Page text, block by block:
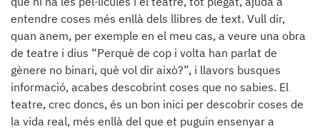
entendre coses més enllà dels llibres de text. Vull dir,
quan anem, per exemple en el meu cas, a veure una obra
de teatre i dius “Perquè de cop i volta han parlat de
gènere no binari, què vol dir això?”, i llavors busques
informació, acabes descobrint coses que no sabies. El
teatre, crec doncs, és un bon inici per descobrir coses de
la vida real, més enllà del que et puguin ensenyar a